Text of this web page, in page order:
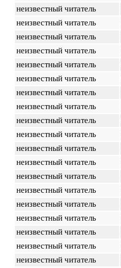
неизвестный читатель
неизвестный читатель
неизвестный читатель
неизвестный читатель
неизвестный читатель
неизвестный читатель
неизвестный читатель
неизвестный читатель
неизвестный читатель
неизвестный читатель
неизвестный читатель
неизвестный читатель
неизвестный читатель
неизвестный читатель
неизвестный читатель
неизвестный читатель
неизвестный читатель
неизвестный читатель
неизвестный читатель